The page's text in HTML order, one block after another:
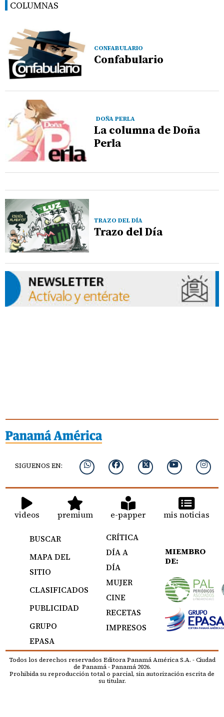
COLUMNAS
CONFABULARIO
Confabulario
DOÑA PERLA
La columna de Doña
Perla
TRAZO DEL DÍA
Trazo del Día
SIGUENOS EN:
videos premium e-papper mis noticias
BUSCAR
MAPA DEL
SITIO
CLASIFICADOS
PUBLICIDAD
GRUPO
EPASA
CRÍTICA
DÍA A
DÍA
MUJER
CINE
RECETAS
IMPRESOS
MIEMBRO
DE:
Todos los derechos reservados Editora Panamá América S.A. - Ciudad
de Panamá - Panamá 2026.
Prohibida su reproducción total o parcial, sin autorización escrita de
su titular.